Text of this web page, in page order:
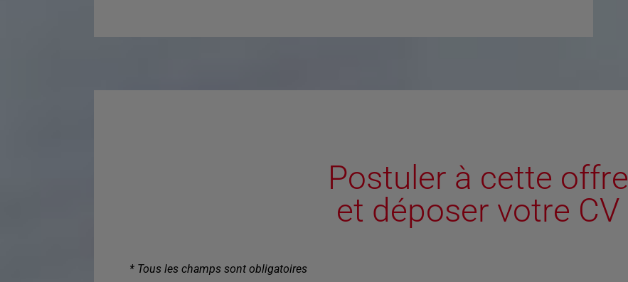
Postuler à cette offre
et déposer votre CV
* Tous les champs sont obligatoires